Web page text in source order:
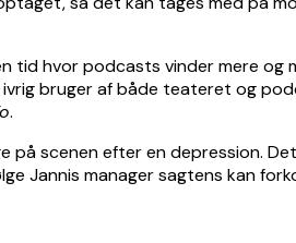
tid hvor podcasts vinder mere
bruger af både teateret og
.
på scenen efter en depression.
Jannis manager sagtens kan